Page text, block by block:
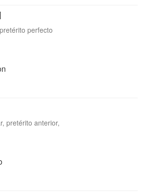
perfecto
pretérito anterior,